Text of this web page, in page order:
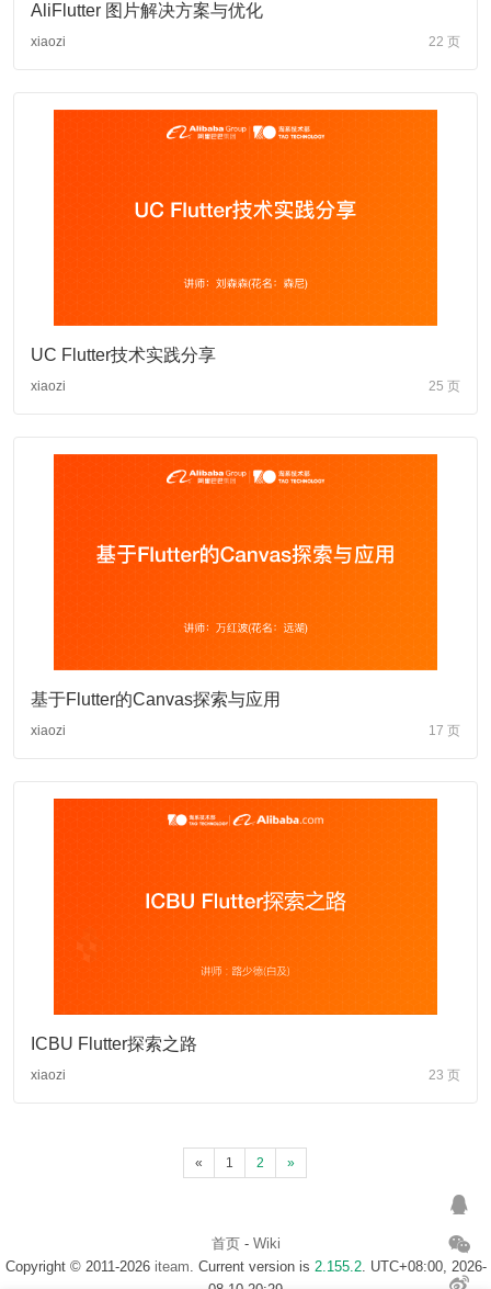
AliFlutter 图片解决方案与优化
xiaozi 22 页
UC Flutter技术实践分享
xiaozi 25 页
基于Flutter的Canvas探索与应用
xiaozi 17 页
ICBU Flutter探索之路
xiaozi 23 页
« 1 2 »
首页- Wiki
Copyright © 2011-2026 iteam . Current version is 2.155.2. UTC+08:00, 2026-